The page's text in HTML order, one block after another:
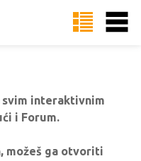
interaktivnim
i Forum.
možeš ga otvoriti